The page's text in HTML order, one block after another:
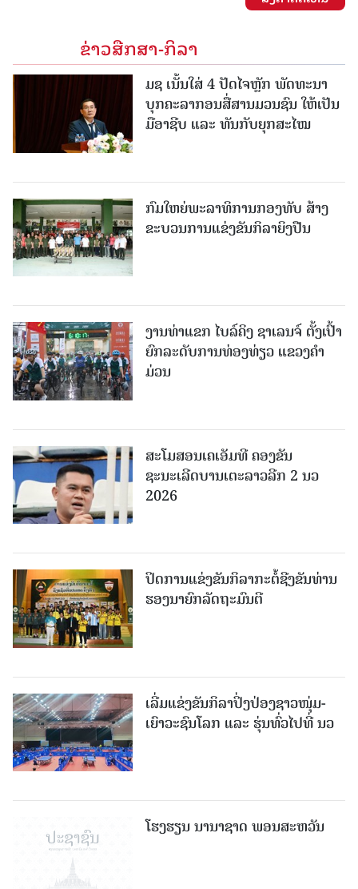
ຂ່າວສືກສາ-ກິລາ
ມຊ ເນັ້ນໃສ່ 4 ປັດໄຈຫຼັກ ພັດທະນາ
ບຸກຄະລາກອນສື່ສານມວນຊົນ ໃຫ້ເປັນ
ມືອາຊີບ ແລະ ທັນກັບຍຸກສະໄໝ
ກົມໃຫຍ່ພະລາທິການກອງທັບ ສ້າງ
ຂະບວນການແຂ່ງຂັນກິລາຍິງປືນ
ງານທ່າແຂກ ໄບລ໌ຄິງ ຊາເລນຈ໌ ຕັ້ງເປົ້າ
ຍົກລະດັບການທ່ອງທ່ຽວ ແຂວງຄໍາ
ມ່ວນ
ສະໂມສອນເຄເອັມທີ ຄອງຂັນ
ຊະນະເລີດບານເຕະລາວລີກ 2 ນວ
2026
ປິດການແຂ່ງຂັນກິລາກະຕໍ້ຊີງຂັນທ່ານ
ຮອງນາຍົກລັດຖະມົນຕີ
ເລີ່ມແຂ່ງຂັນກິລາປິ່ງປ່ອງຊາວໜຸ່ມ-
ເຍົາວະຊົນໂລກ ແລະ ຮຸ່ນທົ່ວໄປທີ່ ນວ
ໂຮງຮຽນ ນານາຊາດ ພອນສະຫວັນ